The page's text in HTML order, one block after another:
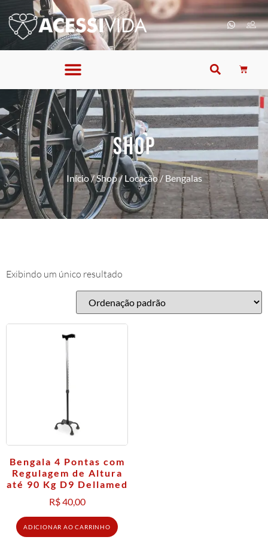
SHOP
Início/Shop/ Locação/ Bengalas
Exibindo um único resultado
Bengala 4 Pontas com
Regulagem de Altura
até 90 Kg D9 Dellamed
R$40,00
ADICIONAR AO CARRINHO